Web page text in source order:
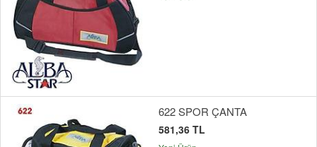
622 SPOR ÇANTA
581,36 TL